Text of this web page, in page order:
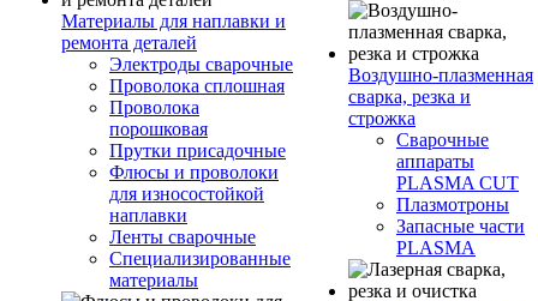
Материалы для наплавки и
ремонта деталей
Электроды сварочные
Проволока сплошная
Проволока
порошковая
Прутки присадочные
Флюсы и проволоки
для износостойкой
наплавки
Ленты сварочные
Специализированные
материалы
Воздушно-плазменная
сварка, резка и
строжка
Сварочные
аппараты
PLASMA CUT
Плазмотроны
Запасные части
PLASMA